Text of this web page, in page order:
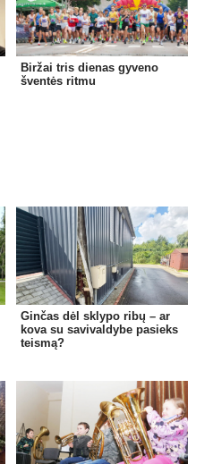
Biržai tris dienas gyveno
šventės ritmu
Ginčas dėl sklypo ribų – ar
kova su savivaldybe pasieks
teismą?